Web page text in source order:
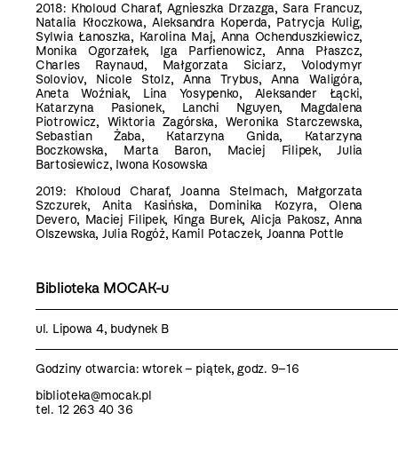
2018: Kholoud Charaf, Agnieszka Drzazga, Sara Francuz,
Natalia Kłoczkowa, Aleksandra Koperda, Patrycja Kulig,
Sylwia Łanoszka, Karolina Maj, Anna Ochenduszkiewicz,
Monika Ogorzałek, Iga Parfienowicz, Anna Płaszcz,
Charles Raynaud, Małgorzata Siciarz, Volodymyr
Soloviov, Nicole Stolz, Anna Trybus, Anna Waligóra,
Aneta Woźniak, Lina Yosypenko, Aleksander Łącki,
Katarzyna Pasionek, Lanchi Nguyen, Magdalena
Piotrowicz, Wiktoria Zagórska, Weronika Starczewska,
Sebastian Żaba, Katarzyna Gnida, Katarzyna
Boczkowska, Marta Baron, Maciej Filipek, Julia
Bartosiewicz, Iwona Kosowska
2019: Kholoud Charaf, Joanna Stelmach, Małgorzata
Szczurek, Anita Kasińska, Dominika Kozyra, Olena
Devero, Maciej Filipek, Kinga Burek, Alicja Pakosz, Anna
Olszewska, Julia Rogóż, Kamil Potaczek, Joanna Pottle
Biblioteka MOCAK-u
ul. Lipowa 4, budynek B
Godziny otwarcia: wtorek – piątek, godz. 9–16
biblioteka@mocak.pl
tel. 12 263 40 36